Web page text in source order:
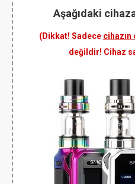
Aşağıdaki
(Dikkat! Sadece cihazın
değildir! Cihaz